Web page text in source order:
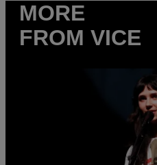
MORE
FROM VICE